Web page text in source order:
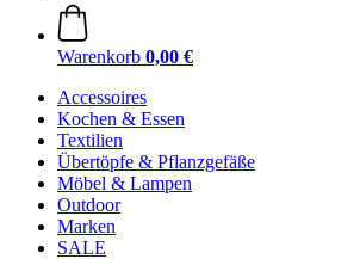
Warenkorb 0,00 €
Accessoires
Kochen & Essen
Textilien
Übertöpfe & Pflanzgefäße
Möbel & Lampen
Outdoor
Marken
SALE